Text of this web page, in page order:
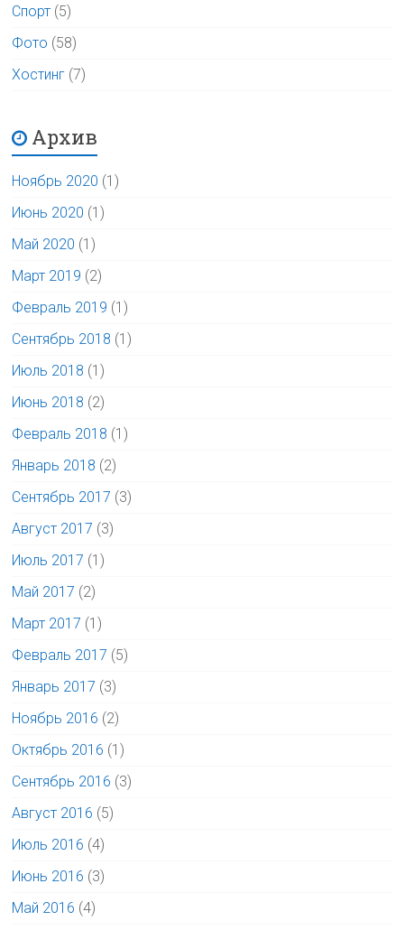
Спорт (5)
Фото (58)
Хостинг (7)
Архив
Ноябрь 2020 (1)
Июнь 2020 (1)
Май 2020 (1)
Март 2019 (2)
Февраль 2019 (1)
Сентябрь 2018 (1)
Июль 2018 (1)
Июнь 2018 (2)
Февраль 2018 (1)
Январь 2018 (2)
Сентябрь 2017 (3)
Август 2017 (3)
Июль 2017 (1)
Май 2017 (2)
Март 2017 (1)
Февраль 2017 (5)
Январь 2017 (3)
Ноябрь 2016 (2)
Октябрь 2016 (1)
Сентябрь 2016 (3)
Август 2016 (5)
Июль 2016 (4)
Июнь 2016 (3)
Май 2016 (4)